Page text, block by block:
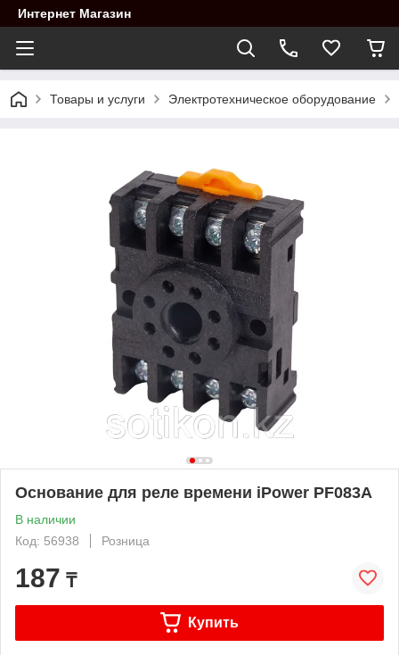
Интернет Магазин
Товары и услуги Электротехническое оборудование
Основание для реле времени iPower PF083A
В наличии
Код: 56938
Розница
187 ₸
Купить